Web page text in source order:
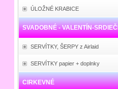
ÚLOŽNÉ KRABICE
SVADOBNÉ - VALENTÍN-
SERVÍTKY, ŠERPY z Airlaid
SERVÍTKY papier + doplnky
CIRKEVNÉ